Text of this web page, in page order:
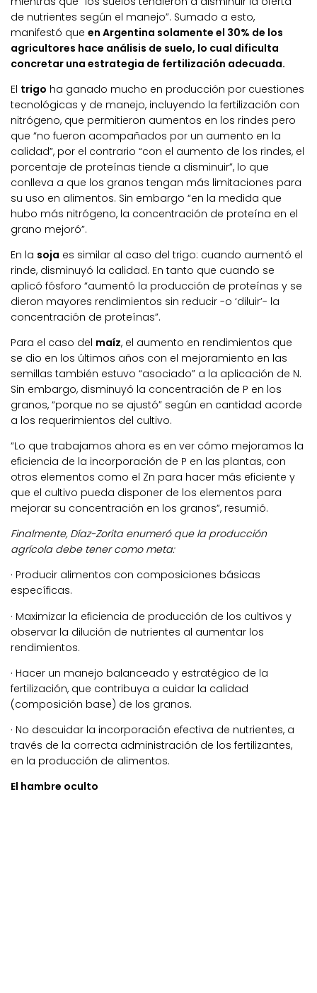
de nutrientes según el manejo”. Sumado a esto,
manifestó que en Argentina solamente el 30% de los
agricultores hace análisis de suelo, lo cual dificulta
concretar una estrategia de fertilización adecuada.
El trigo ha ganado mucho en producción por cuestiones
tecnológicas y de manejo, incluyendo la fertilización con
nitrógeno, que permitieron aumentos en los rindes pero
que “no fueron acompañados por un aumento en la
calidad”, por el contrario “con el aumento de los rindes, el
porcentaje de proteínas tiende a disminuir”, lo que
conlleva a que los granos tengan más limitaciones para
su uso en alimentos. Sin embargo “en la medida que
hubo más nitrógeno, la concentración de proteína en el
grano mejoró”.
En la soja es similar al caso del trigo: cuando aumentó el
rinde, disminuyó la calidad. En tanto que cuando se
aplicó fósforo “aumentó la producción de proteínas y se
dieron mayores rendimientos sin reducir -o ‘diluir’- la
concentración de proteínas”.
Para el caso del maíz, el aumento en rendimientos que
se dio en los últimos años con el mejoramiento en las
semillas también estuvo “asociado” a la aplicación de N.
Sin embargo, disminuyó la concentración de P en los
granos, “porque no se ajustó” según en cantidad acorde
a los requerimientos del cultivo.
“Lo que trabajamos ahora es en ver cómo mejoramos la
eficiencia de la incorporación de P en las plantas, con
otros elementos como el Zn para hacer más eficiente y
que el cultivo pueda disponer de los elementos para
mejorar su concentración en los granos”, resumió.
Finalmente, Díaz-Zorita enumeró que la producción
agrícola debe tener como meta:
· Producir alimentos con composiciones básicas
específicas.
· Maximizar la eficiencia de producción de los cultivos y
observar la dilución de nutrientes al aumentar los
rendimientos.
· Hacer un manejo balanceado y estratégico de la
fertilización, que contribuya a cuidar la calidad
(composición base) de los granos.
· No descuidar la incorporación efectiva de nutrientes, a
través de la correcta administración de los fertilizantes,
en la producción de alimentos.
El hambre oculto